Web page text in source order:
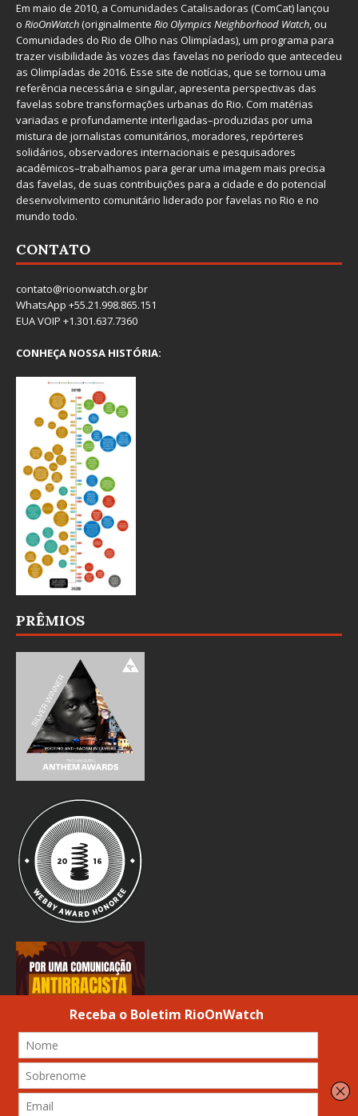
Em maio de 2010, a Comunidades Catalisadoras (ComCat) lançou
o RioOnWatch(originalmente Rio Olympics Neighborhood Watch, ou
Comunidades do Rio de Olho nas Olimpíadas), um programa para
trazer visibilidade às vozes das favelas no período que antecedeu
as Olimpíadas de 2016. Esse site de notícias, que se tornou uma
referência necessária e singular, apresenta perspectivas das
favelas sobre transformações urbanas do Rio. Com matérias
variadas e profundamente interligadas–produzidas por uma
mistura de jornalistas comunitários, moradores, repórteres
solidários, observadores internacionais e pesquisadores
acadêmicos–trabalhamos para gerar uma imagem mais precisa
das favelas, de suas contribuições para a cidade e do potencial
desenvolvimento comunitário liderado por favelas no Rio e no
mundo todo.
CONTATO
contato@rioonwatch.org.br
WhatsApp +55.21.998.865.151
EUA VOIP +1.301.637.7360
CONHEÇA NOSSA HISTÓRIA:
PRÊMIOS